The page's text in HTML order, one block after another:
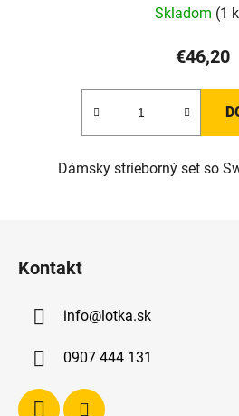
Skladom (1
€46,20
Dámsky strieborný set so
Kontakt
info@lotka.sk
0907 444 131